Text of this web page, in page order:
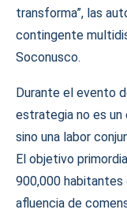
transforma”, las
contingente
Soconusco.
Durante el evento
estrategia no es un
sino una labor
El objetivo
900,000 habitantes
afluencia de